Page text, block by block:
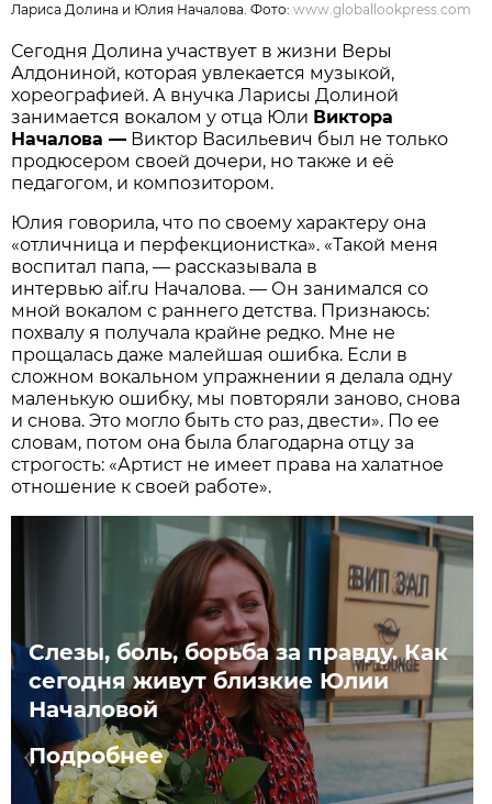
Лариса Долина и Юлия Началова. Фото:www.globallookpress.com
Сегодня Долина участвует в жизни Веры
Алдониной, которая увлекается музыкой,
хореографией. А внучка Ларисы Долиной
занимается вокалом у отца Юли Виктора
Началова — Виктор Васильевич был не только
продюсером своей дочери, но также и её
педагогом, и композитором.
Юлия говорила, что по своему характеру она
«отличница и перфекционистка». «Такой меня
воспитал папа, — рассказывала в
интервью aif.ru Началова. — Он занимался со
мной вокалом с раннего детства. Признаюсь:
похвалу я получала крайне редко. Мне не
прощалась даже малейшая ошибка. Если в
сложном вокальном упражнении я делала одну
маленькую ошибку, мы повторяли заново, снова
и снова. Это могло быть сто раз, двести». По ее
словам, потом она была благодарна отцу за
строгость: «Артист не имеет права на халатное
отношение к своей работе».
Слезы, боль, борьба за правду. Как
сегодня живут близкие Юлии
Началовой
Подробнее